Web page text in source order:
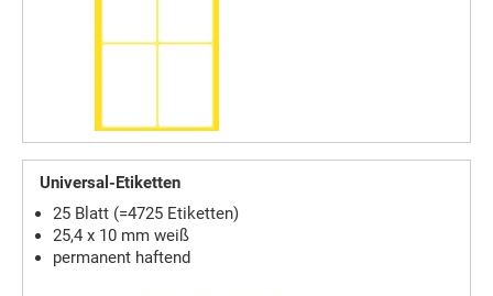
Universal-Etiketten
25 Blatt (=4725 Etiketten)
25,4 x 10 mm weiß
permanent haftend